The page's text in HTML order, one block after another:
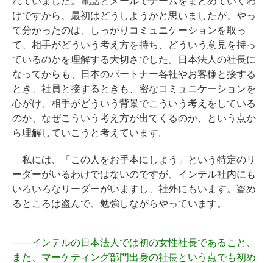
けですから、最初はどうしようかと思いましたが、やっ
て分かったのは、しっかりコミュニケーションを取っ
て、相手がどういう考え方を持ち、どういう意見を持っ
ているのかを理解する大切さでした。日本法人の社長に
なってからも、日本のパートナー各社やお客様と接する
とき、社員と接するときも、密なコミュニケーションを
心がけ、相手がどういう背景でこういう考えをしている
のか、なぜこういう考え方が出てくるのか、という点か
ら理解していこうと考えています。
私には、「この人をお手本にしよう」という特定のリ
ーダーがいるわけではないのですが、インテル社内にも
いろいろなリーダーがいますし、社外にもいます。盗め
るところは盗んで、勉強しながらやっています。
――インテルの日本法人では初の女性社長であること、
また、マーケティング部門出身の社長という点でも初め